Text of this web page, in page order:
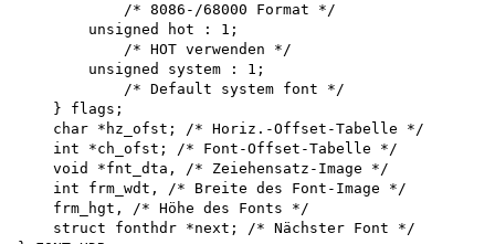
            /* 8086-/68000 Format */
        unsigned hot : 1;
            /* HOT verwenden */
        unsigned system : 1;
            /* Default system font */
    } flags;
    char *hz_ofst; /* Horiz.-Offset-Tabelle */
    int *ch_ofst; /* Font-Offset-Tabelle */
    void *fnt_dta, /* Zeiehensatz-Image */
    int frm_wdt, /* Breite des Font-Image */
    frm_hgt, /* Höhe des Fonts */
    struct fonthdr *next; /* Nächster Font */